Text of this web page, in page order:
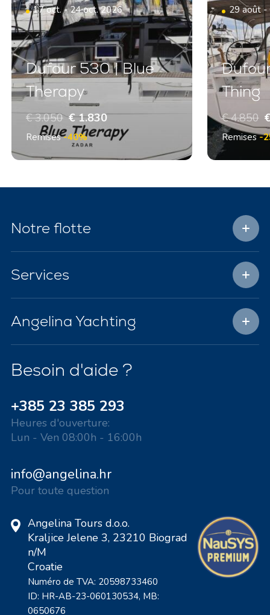
17 oct. - 24 oct. 2026
Dufour 530 | Blue
Therapy
€ 3.050 € 1.830
Remises-40%
29 août -
Thing
€ 4.850
Remises-
Notre flotte
Services
Angelina Yachting
Besoin d'aide ?
+385 23 385 293
Heures d'ouverture:
Lun - Ven 08:00h - 16:00h
info@angelina.hr
Pour toute question
Angelina Tours d.o.o.
Kraljice Jelene 3, 23210 Biograd
n/M
Croatie
Numéro de TVA: 20598733460
ID: HR-AB-23-060130534, MB:
0650676